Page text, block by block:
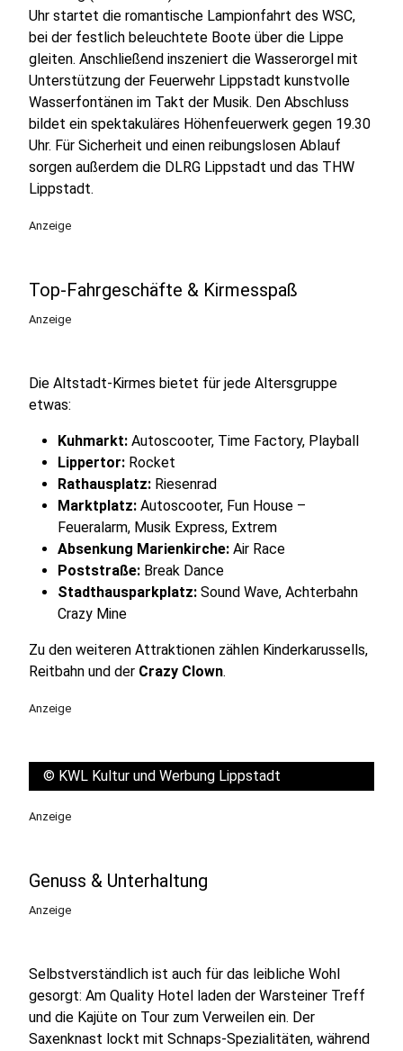
Uhr startet die romantische Lampionfahrt des WSC,
bei der festlich beleuchtete Boote über die Lippe
gleiten. Anschließend inszeniert die Wasserorgel mit
Unterstützung der Feuerwehr Lippstadt kunstvolle
Wasserfontänen im Takt der Musik. Den Abschluss
bildet ein spektakuläres Höhenfeuerwerk gegen 19.30
Uhr. Für Sicherheit und einen reibungslosen Ablauf
sorgen außerdem die DLRG Lippstadt und das THW
Lippstadt.
Anzeige
Top-Fahrgeschäfte & Kirmesspaß
Anzeige
Die Altstadt-Kirmes bietet für jede Altersgruppe
etwas:
Kuhmarkt: Autoscooter, Time Factory, Playball
Lippertor: Rocket
Rathausplatz: Riesenrad
Marktplatz: Autoscooter, Fun House –
Feueralarm, Musik Express, Extrem
Absenkung Marienkirche: Air Race
Poststraße: Break Dance
Stadthausparkplatz: Sound Wave, Achterbahn
Crazy Mine
Zu den weiteren Attraktionen zählen Kinderkarussells,
Reitbahn und der Crazy Clown.
Anzeige
© KWL Kultur und Werbung Lippstadt
Anzeige
Genuss & Unterhaltung
Anzeige
Selbstverständlich ist auch für das leibliche Wohl
gesorgt: Am Quality Hotel laden der Warsteiner Treff
und die Kajüte on Tour zum Verweilen ein. Der
Saxenknast lockt mit Schnaps-Spezialitäten, während